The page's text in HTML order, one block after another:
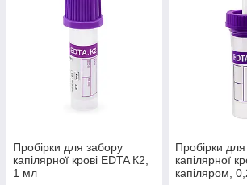
Пробірки для забору
капілярної крові EDTA К2,
1 мл
Пробірки
капілярної
капіляром,